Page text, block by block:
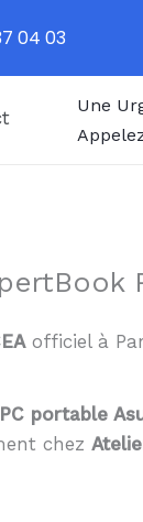
Une
officiel à
portable
chez
04 03